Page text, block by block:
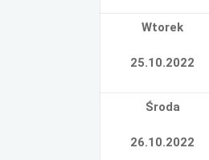
Wtorek
25.10.2022
Środa
26.10.2022